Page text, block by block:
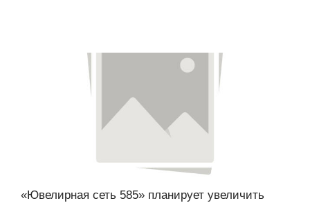
«Ювелирная сеть 585» планирует увеличить